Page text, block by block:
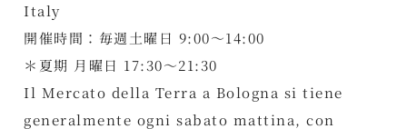
Italy
開催時間：毎週土曜日 9:00～14:00
＊夏期 月曜日 17:30～21:30
Il Mercato della Terra a Bologna si tiene
generalmente ogni sabato mattina, con